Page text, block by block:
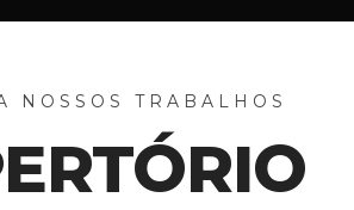
NOSSOS TRABALHOS